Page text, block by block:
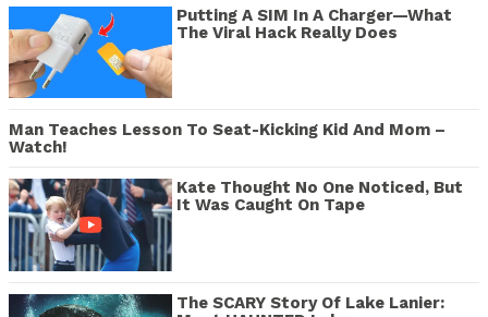
Putting A SIM In A Charger—What
The Viral Hack Really Does
Man Teaches Lesson To Seat-Kicking Kid And Mom –
Watch!
Kate Thought No One Noticed, But
It Was Caught On Tape
The SCARY Story Of Lake Lanier: